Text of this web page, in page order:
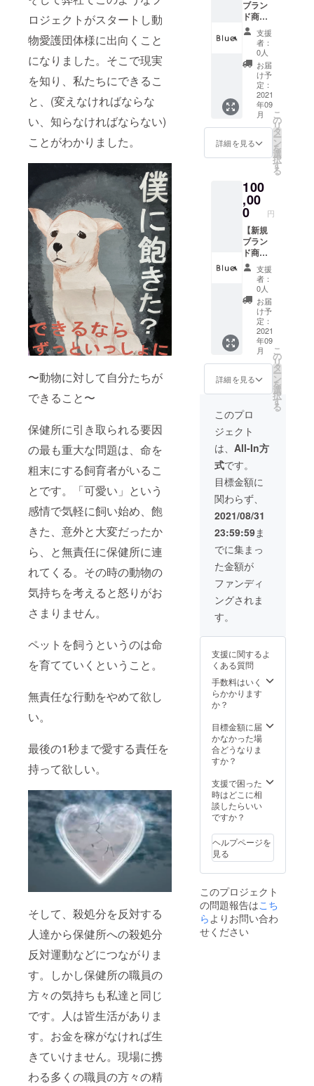
ロジェクトがスタートし動
物愛護団体様に出向くこと
になりました。そこで現実
を知り、私たちにできるこ
と、(変えなければならな
い、知らなければならない)
ことがわかりました。
〜動物に対して自分たちが
できること〜
保健所に引き取られる要因
の最も重大な問題は、命を
粗末にする飼育者がいるこ
とです。「可愛い」という
感情で気軽に飼い始め、飽
きた、意外と大変だったか
ら、と無責任に保健所に連
れてくる。その時の動物の
気持ちを考えると怒りがお
さまりません。
ペットを飼うというのは命
を育てていくということ。
無責任な行動をやめて欲し
い。
最後の1秒まで愛する責任を
持って欲しい。
そして、殺処分を反対する
人達から保健所への殺処分
反対運動などにつながりま
す。しかし保健所の職員の
方々の気持ちも私達と同じ
です。人は皆生活がありま
す。お金を稼がなければ生
きていけません。現場に携
わる多くの職員の方々の精
ウォー
ター
クール
ドマス
ク 1
セット
（3枚）
※お申し
込み頂
きまし
た支援
者様へ
商品が
せてい
ただき
ます
が、ご
注文状
況や製
造工程
上の都
合によ
り納期
が遅れ
る場合
がござ
います
ので、
予めご
了承く
ださい
※リター
ン金額
に送料
は含ま
れてい
ます。
※上記添
付画像
は、あ
くまで
参考で
すので
商品が
完成次
第ご連
絡させ
ていた
だきま
す。
ブラン
ド商
品】 ブ
ランド
立ち上
げ後、
完成商
品をご
自宅に
お届け
いたし
ます。
［内
容］ ・
お礼の
セージ
・ブラ
ンド
（BLUE
）の商
品 １
枚 〜ブ
ランド
（BLUE
）の商
品詳
細〜 使
用ボ
ディ：
自社オ
リジナ
ル
ビック
シル
エットT
シャツ
素材：
綿100%
オープ
ンエン
ド糸 サ
イズ：
サイズ /
身丈・
身幅・
肩幅・
袖丈 M /
72 57
53 23 L
/ 76 60
56 25
XL / 80
63 59
ホワイ
ラッ
ク、ブ
ルー、
カー
キ 計4
申し込
み頂き
ました
支援者
品が出
来次第
順次発
送させ
だきま
すが、
ご注文
状況や
程上の
都合に
より納
期が遅
れる場
支援
者：
0人
お届
け予
定：
2021
年09
月
詳細を見る
こ
の
リ
タ
ー
ン
を
選
択
す
る
100
,00
0 円
【新規
ブラン
ド商
品】 ブ
ランド
立ち上
げ後、
完成商
品をご
自宅に
お届け
いたし
ます。
［内
容］ ・
お礼の
メッ
セージ
・ブラ
ンド
（BLUE
）の商
品 5枚
（デザ
イン違
い） 〜
ブラン
ド
（BLUE
）の商
品詳
細〜 使
用ボ
ディ：
ル
シル
エットT
シャツ
素材：
綿100%
ンエン
ド糸 サ
イズ：
サイズ /
身幅・
肩幅・
袖丈 M /
72 57
/ 76 60
56 25
XL / 80
63 59
ラー：
ホワイ
ト、ブ
ラッ
ク、ブ
支援
者：
0人
お届
け予
定：
2021
年09
月
詳細を見る
こ
の
リ
タ
ー
ン
を
選
択
す
る
このプロ
ジェクト
は、 All-In方
式です。
目標金額に
関わらず、
2021/08/31
23:59:59ま
でに集まっ
た金額が
ファンディ
ングされま
す。
支援に関するよ
くある質問
手数料はいく
らかかります
か？
目標金額に届
かなかった場
合どうなりま
すか？
支援で困った
時はどこに相
談したらいい
ですか？
ヘルプページを
見る
このプロジェクト
の問題報告はこち
らよりお問い合わ
せください